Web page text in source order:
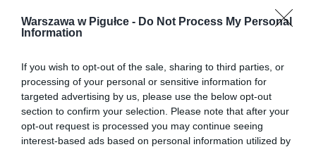
Warszawa w Pigułce - Do Not Process My Personal
Information
If you wish to opt-out of the sale, sharing to third parties, or
processing of your personal or sensitive information for
targeted advertising by us, please use the below opt-out
section to confirm your selection. Please note that after your
opt-out request is processed you may continue seeing
interest-based ads based on personal information utilized by